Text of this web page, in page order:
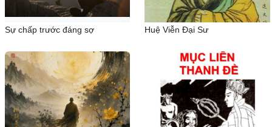
Sự chấp trước đáng sợ Huệ Viễn Đại Sư